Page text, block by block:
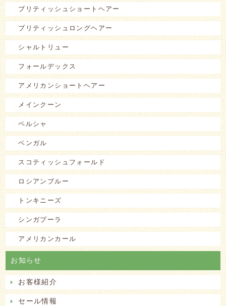
ブリティッシュショートヘアー
ブリティッシュロングヘアー
シャルトリュー
フォールデックス
アメリカンショートヘアー
メインクーン
ペルシャ
ベンガル
スコティッシュフォールド
ロシアンブルー
トンキニーズ
シンガプーラ
アメリカンカール
お知らせ
お客様紹介
セール情報